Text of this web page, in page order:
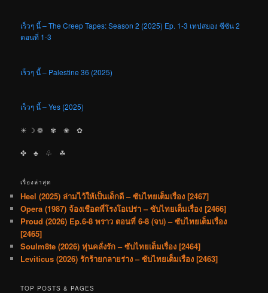
เร็วๆ นี้ – The Creep Tapes: Season 2 (2025) Ep. 1-3 เทปสยอง ซีซัน 2
ตอนที่ 1-3
เร็วๆ นี้ – Palestine 36 (2025)
เร็วๆ นี้ – Yes (2025)
☀︎ ☽ ❁ ✾ ❀ ✿
✤ ♣︎ ♧ ☘︎
เรื่องล่าสุด
Heel (2025) ล่ามไว้ให้เป็นเด็กดี – ซับไทยเต็มเรื่อง [2467]
Opera (1987) จ้องเชือดที่โรงโอเปร่า – ซับไทยเต็มเรื่อง [2466]
Proud (2026) Ep.6-8 พราว ตอนที่ 6-8 (จบ) – ซับไทยเต็มเรื่อง
[2465]
Soulm8te (2026) หุ่นคลั่งรัก – ซับไทยเต็มเรื่อง [2464]
Leviticus (2026) รักร้ายกลายร่าง – ซับไทยเต็มเรื่อง [2463]
TOP POSTS & PAGES